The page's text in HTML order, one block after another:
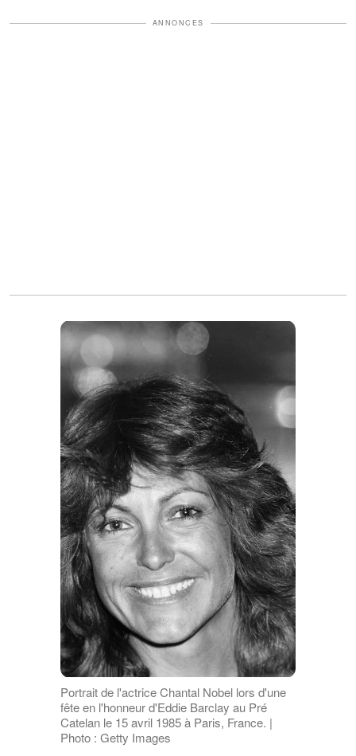
ANNONCES
Portrait de l'actrice Chantal Nobel lors d'une
fête en l'honneur d'Eddie Barclay au Pré
Catelan le 15 avril 1985 à Paris, France. |
Photo : Getty Images